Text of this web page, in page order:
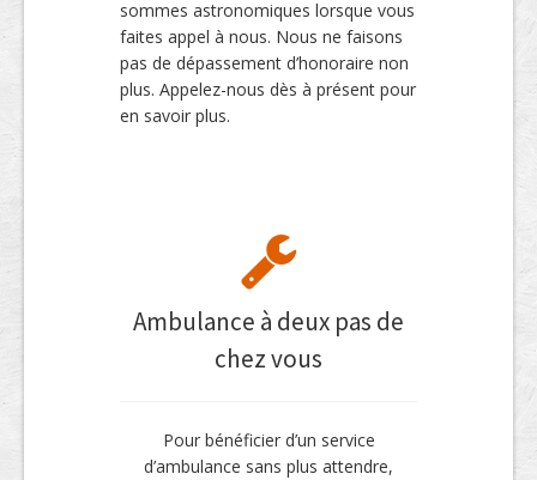
sommes astronomiques lorsque vous
faites appel à nous. Nous ne faisons
pas de dépassement d’honoraire non
plus. Appelez-nous dès à présent pour
en savoir plus.
Ambulance à deux pas de
chez vous
Pour bénéficier d’un service
d’ambulance sans plus attendre,